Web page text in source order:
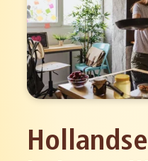
Hollandse